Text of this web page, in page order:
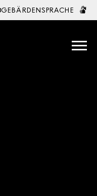
GEBÄRDENSPRACHE